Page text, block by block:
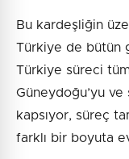
Bu kardeşliğin
Türkiye de bütün
Türkiye süreci
Güneydoğu’yu ve
kapsıyor, süreç
farklı bir boyuta